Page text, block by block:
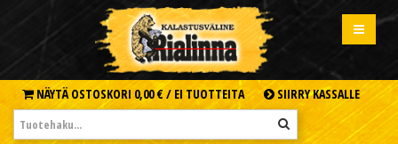
NÄYTÄ OSTOSKORI 0,00 € / EI TUOTTEITA SIIRRY KASSALLE